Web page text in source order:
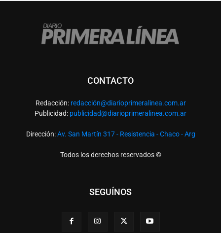
CONTACTO
Redacción: redacción@diarioprimeralinea.com.ar
Publicidad: publicidad@diarioprimeralinea.com.ar
Dirección:Av. San Martín 317 - Resistencia - Chaco - Arg
Todos los derechos reservados ©
SEGUÍNOS